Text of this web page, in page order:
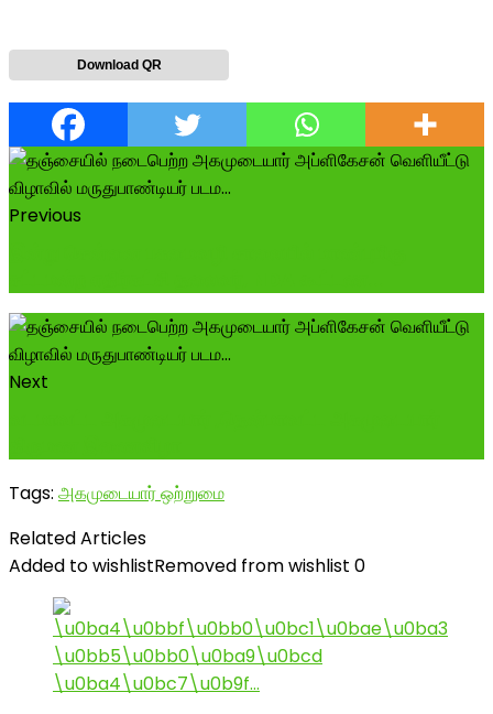
Download QR
Previous
Next
Tags: அகமுடையார் ஒற்றுமை
Related Articles
Added to wishlistRemoved from wishlist 0